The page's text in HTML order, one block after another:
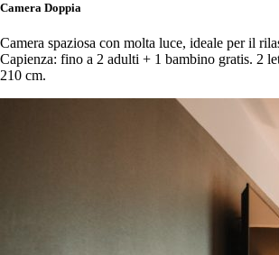
Camera Doppia
Camera spaziosa con molta luce, ideale per il
Capienza: fino a 2 adulti + 1 bambino gratis. 2
210 cm.